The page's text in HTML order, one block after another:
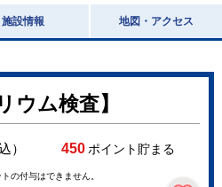
施設情報 地図・アクセス
ウム検査】
） 450ポイント貯まる
の付与はできません。